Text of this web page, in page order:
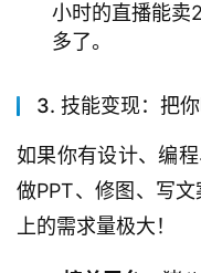
小时的直播能卖
多了。
3. 技能变现：把
如果你有设计、编
做PPT、修图、写
上的需求量极大！